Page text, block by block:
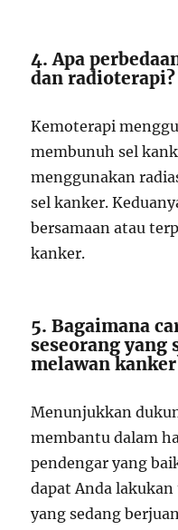
4. Apa
dan radioterapi?
Kemoterapi
membunuh sel
menggunakan
sel kanker.
bersamaan atau
kanker.
5. Bagaimana
seseorang yang
melawan
Menunjukkan
membantu dalam
pendengar yang
dapat Anda
yang sedang